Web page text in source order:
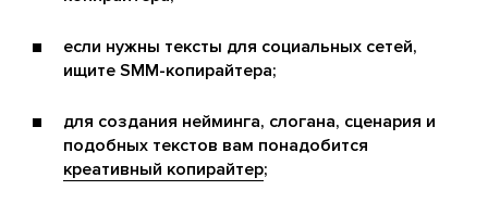
если нужны тексты для социальных сетей,
ищите SMM-копирайтера;
для создания нейминга, слогана, сценария и
подобных текстов вам понадобится
креативный копирайтер;